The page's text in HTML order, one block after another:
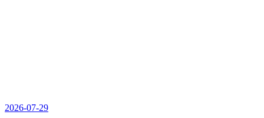
2026-07-29